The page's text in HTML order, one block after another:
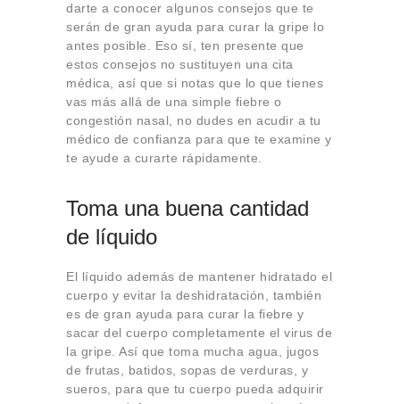
darte a conocer algunos consejos que te
serán de gran ayuda para curar la gripe lo
antes posible. Eso sí, ten presente que
estos consejos no sustituyen una cita
médica, así que si notas que lo que tienes
vas más allá de una simple fiebre o
congestión nasal, no dudes en acudir a tu
médico de confianza para que te examine y
te ayude a curarte rápidamente.
Toma una buena cantidad
de líquido
El líquido además de mantener hidratado el
cuerpo y evitar la deshidratación, también
es de gran ayuda para curar la fiebre y
sacar del cuerpo completamente el virus de
la gripe. Así que toma mucha agua, jugos
de frutas, batidos, sopas de verduras, y
sueros, para que tu cuerpo pueda adquirir